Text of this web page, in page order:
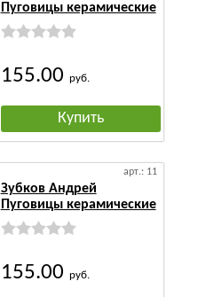
Пуговицы керамические
155.00 руб.
Купить
арт.: 11
Зубков Андрей
Пуговицы керамические
155.00 руб.